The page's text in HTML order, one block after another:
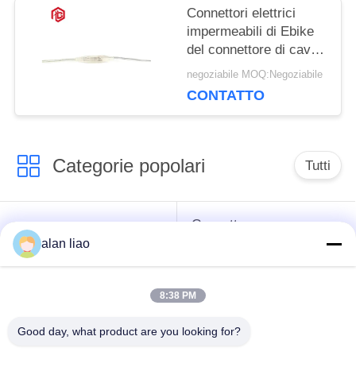
Connettori elettrici
impermeabili di Ebike
del connettore di cavo
di bassa tensione M6
negoziabile MOQ:Negoziabile
CONTATTO
Categorie popolari Tutti
Connettore circolare
impermeabile
Connettore
impermeabile di dati
lampada E27
alan liao
8:38 PM
Good day, what product are you looking for?